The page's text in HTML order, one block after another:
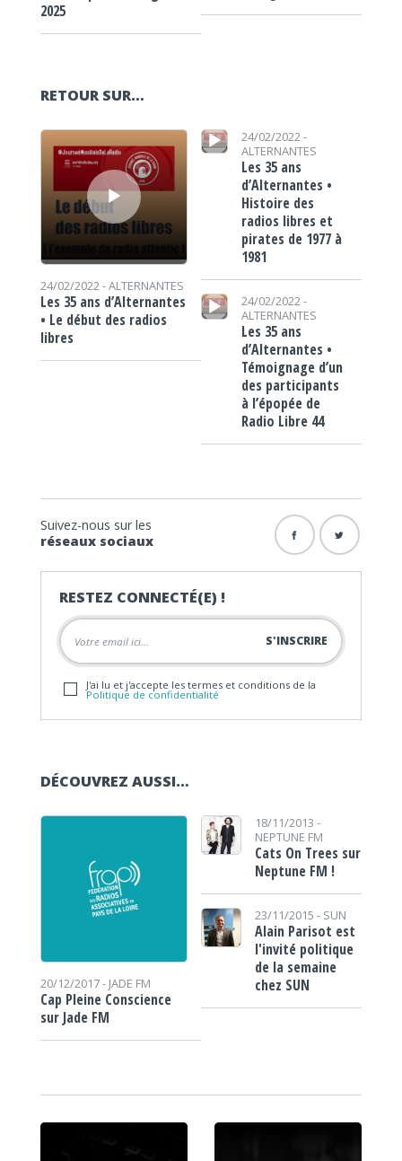
2025
RETOUR SUR…
Lecteur audio
24/02/2022 -ALTERNANTES
Les 35 ans d’Alternantes
• Le début des radios
libres
Lecteur audio
24/02/2022 -
ALTERNANTES
Les 35 ans
d’Alternantes •
Histoire des
radios libres et
pirates de 1977 à
1981
Lecteur audio
24/02/2022 -
ALTERNANTES
Les 35 ans
d’Alternantes •
Témoignage d’un
des participants
à l’épopée de
Radio Libre 44
Suivez-nous sur les
réseaux sociaux
RESTEZ CONNECTÉ(E) !
J'ai lu et j'accepte les termes et conditions de la
Politique de confidentialité
DÉCOUVREZ AUSSI…
20/12/2017 - JADE FM
Cap Pleine Conscience
sur Jade FM
18/11/2013 -
NEPTUNE FM
Cats On Trees sur
Neptune FM !
23/11/2015 - SUN
Alain Parisot est
l'invité politique
de la semaine
chez SUN